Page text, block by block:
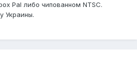
Pal либо чипованном NTSC.
Украины.